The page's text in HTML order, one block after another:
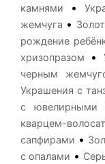
камнями
•
жемчуга •
рождение
хризопразом
•
черным
Украшения с
с ювелирными
кварцем-
сапфирами •
с опалами •